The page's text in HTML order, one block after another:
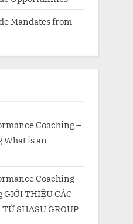
Mandates from
Coaching –
What is an
Coaching –
GIỚI THIỆU CÁC
SHASU GROUP